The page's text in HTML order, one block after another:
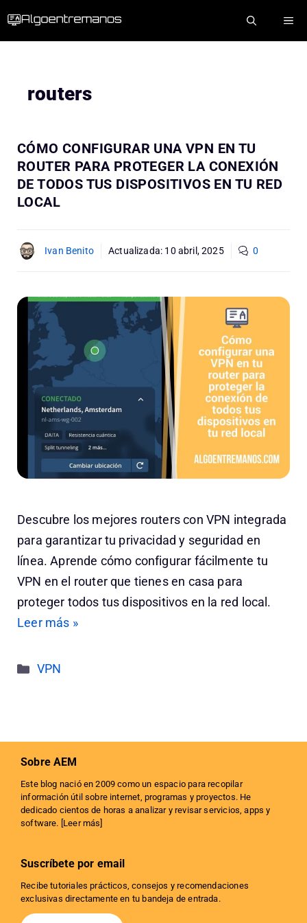
routers
CÓMO CONFIGURAR UNA VPN EN TU
ROUTER PARA PROTEGER LA CONEXIÓN
DE TODOS TUS DISPOSITIVOS EN TU RED
LOCAL
Ivan Benito Actualizada: 10 abril, 2025 0
Descubre los mejores routers con VPN integrada
para garantizar tu privacidad y seguridad en
línea. Aprende cómo configurar fácilmente tu
VPN en el router que tienes en casa para
proteger todos tus dispositivos en la red local.
Leer más »
Categorías
VPN
Sobre AEM
Este blog nació en 2009 como un espacio para recopilar
información útil sobre internet, programas y proyectos. He
dedicado cientos de horas a analizar y revisar servicios, apps y
software. [ Leer más
Suscríbete por email
Recibe tutoriales prácticos, consejos y recomendaciones
exclusivas directamente en tu bandeja de entrada.